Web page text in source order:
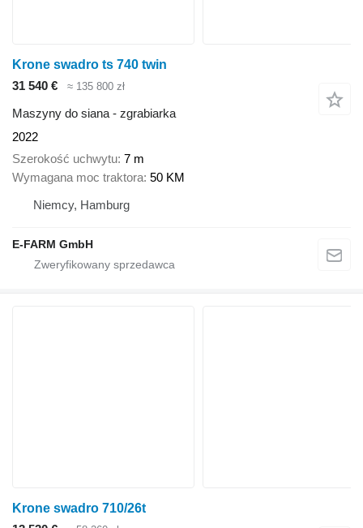
Krone swadro ts 740 twin
31 540 €
≈ 135 800 zł
Maszyny do siana - zgrabiarka
2022
Szerokość uchwytu 7 m
Wymagana moc traktora 50 KM
Niemcy, Hamburg
E-FARM GmbH
Krone swadro 710/26t